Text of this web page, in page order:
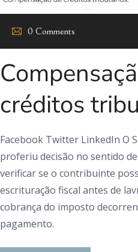
0 Comments
créditos
Facebook Twitter LinkedIn O
proferiu decisão no sentido
verificar se o contribuinte
escrituração fiscal antes de
cobrança do imposto
pagamento.